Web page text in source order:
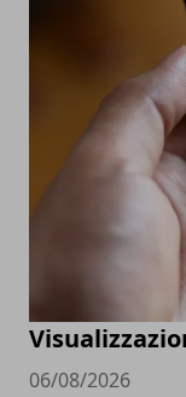
06/08/2026